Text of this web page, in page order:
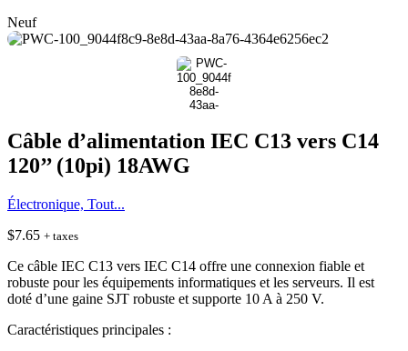
Neuf
Câble d’alimentation IEC C13 vers C14
120’’ (10pi) 18AWG
Électronique, Tout...
$7.65 + taxes
Ce câble IEC C13 vers IEC C14 offre une connexion fiable et
robuste pour les équipements informatiques et les serveurs. Il est
doté d’une gaine SJT robuste et supporte 10 A à 250 V.
Caractéristiques principales :